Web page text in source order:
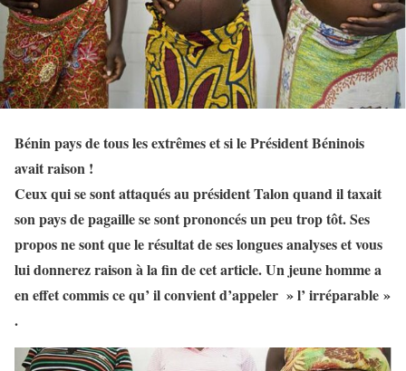
Bénin pays de tous les extrêmes et si le Président Béninois
avait raison !
Ceux qui se sont attaqués au président Talon quand il taxait
son pays de pagaille se sont prononcés un peu trop tôt. Ses
propos ne sont que le résultat de ses longues analyses et vous
lui donnerez raison à la fin de cet article. Un jeune homme a
en effet commis ce qu’ il convient d’appeler » l’ irréparable »
.